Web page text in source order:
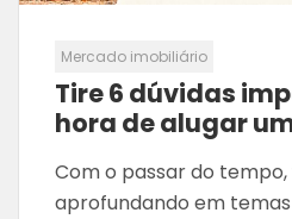
Mercado imobiliário
Tire 6 dúvidas
hora de alugar
Com o passar do tempo,
aprofundando em